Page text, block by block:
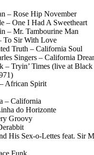
– Rose Hip November
– One I Had A Sweetheart
– Mr. Tambourine Man
To Sir With Love
Truth – California Soul
Singers – California
– Tryin’ Times (live at Black
African Spirit
– California
do Horizonte
Groovy
His Sex-o-Lettes feat. Sir
Funk